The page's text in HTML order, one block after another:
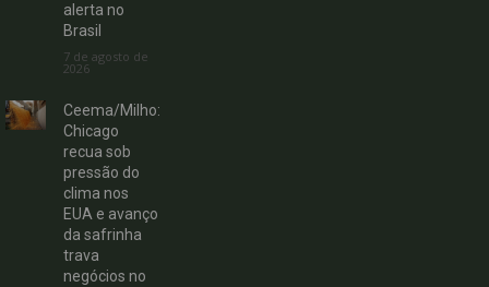
alerta no
Brasil
7 de agosto de
2026
Ceema/Milho:
Chicago
recua sob
pressão do
clima nos
EUA e avanço
da safrinha
trava
negócios no